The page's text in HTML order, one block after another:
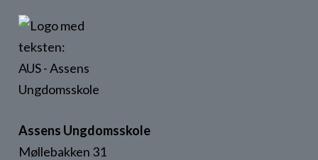
Assens Ungdomsskole
Møllebakken 31